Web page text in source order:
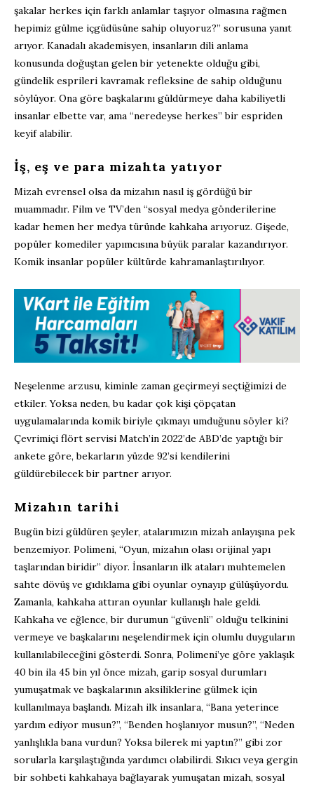
şakalar herkes için farklı anlamlar taşıyor olmasına rağmen
hepimiz gülme içgüdüsüne sahip oluyoruz?” sorusuna yanıt
arıyor. Kanadalı akademisyen, insanların dili anlama
konusunda doğuştan gelen bir yetenekte olduğu gibi,
gündelik esprileri kavramak refleksine de sahip olduğunu
söylüyor. Ona göre başkalarını güldürmeye daha kabiliyetli
insanlar elbette var, ama “neredeyse herkes” bir espriden
keyif alabilir.
İş, eş ve para mizahta yatıyor
Mizah evrensel olsa da mizahın nasıl iş gördüğü bir
muammadır. Film ve TV’den “sosyal medya gönderilerine
kadar hemen her medya türünde kahkaha arıyoruz. Gişede,
popüler komediler yapımcısına büyük paralar kazandırıyor.
Komik insanlar popüler kültürde kahramanlaştırılıyor.
Neşelenme arzusu, kiminle zaman geçirmeyi seçtiğimizi de
etkiler. Yoksa neden, bu kadar çok kişi çöpçatan
uygulamalarında komik biriyle çıkmayı umduğunu söyler ki?
Çevrimiçi flört servisi Match’in 2022’de ABD’de yaptığı bir
ankete göre, bekarların yüzde 92’si kendilerini
güldürebilecek bir partner arıyor.
Mizahın tarihi
Bugün bizi güldüren şeyler, atalarımızın mizah anlayışına pek
benzemiyor. Polimeni, “Oyun, mizahın olası orijinal yapı
taşlarından biridir” diyor. İnsanların ilk ataları muhtemelen
sahte dövüş ve gıdıklama gibi oyunlar oynayıp gülüşüyordu.
Zamanla, kahkaha attıran oyunlar kullanışlı hale geldi.
Kahkaha ve eğlence, bir durumun “güvenli” olduğu telkinini
vermeye ve başkalarını neşelendirmek için olumlu duyguların
kullanılabileceğini gösterdi. Sonra, Polimeni’ye göre yaklaşık
40 bin ila 45 bin yıl önce mizah, garip sosyal durumları
yumuşatmak ve başkalarının aksiliklerine gülmek için
kullanılmaya başlandı. Mizah ilk insanlara, “Bana yeterince
yardım ediyor musun?”, “Benden hoşlanıyor musun?”, “Neden
yanlışlıkla bana vurdun? Yoksa bilerek mi yaptın?” gibi zor
sorularla karşılaştığında yardımcı olabilirdi. Sıkıcı veya gergin
bir sohbeti kahkahaya bağlayarak yumuşatan mizah, sosyal